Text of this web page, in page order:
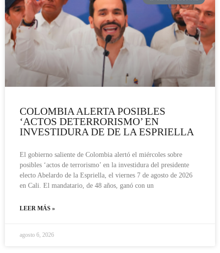
COLOMBIA ALERTA POSIBLES
‘ACTOS DETERRORISMO’ EN
INVESTIDURA DE DE LA ESPRIELLA
El gobierno saliente de Colombia alertó el miércoles sobre
posibles ‘actos de terrorismo’ en la investidura del presidente
electo Abelardo de la Espriella, el viernes 7 de agosto de 2026
en Cali. El mandatario, de 48 años, ganó con un
LEER MÁS »
agosto 6, 2026